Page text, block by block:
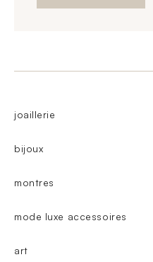
joaillerie
bijoux
montres
mode luxe accessoires
art